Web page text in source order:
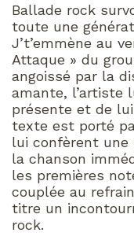
Ballade rock
toute une
J’t’emmène au
Attaque » du
angoissé par la
amante, l’artiste
présente et de
texte est porté
lui confèrent une
la chanson
les premières
couplée au
titre un
rock.